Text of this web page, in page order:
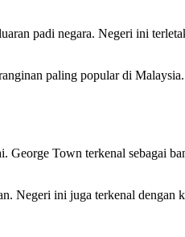
padi negara. Negeri ini
paling popular di
George Town terkenal sebagai
Negeri ini juga terkenal dengan